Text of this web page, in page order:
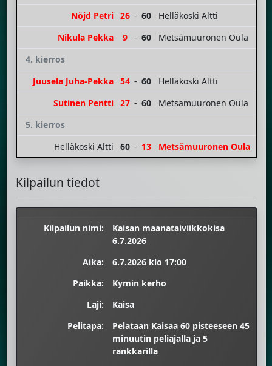
Nöjd Petri
26 - 60
Helläkoski Altti
Nikula Pekka
9 - 60
Metsämuuronen Oula
4. kierros
Juusela Juha-Pekka
54 - 60
Helläkoski Altti
Sutinen Pentti
27 - 60
Metsämuuronen Oula
5. kierros
Helläkoski Altti
60 - 13 Metsämuuronen Oula
Kilpailun tiedot
Kilpailun nimi:
Kaisan maanataiviikkokisa
6.7.2026
Aika:
6.7.2026 klo 17:00
Paikka:
Kymin kerho
Laji:
Kaisa
Pelitapa:
Pelataan Kaisaa 60 pisteeseen 45
minuutin peliajalla ja 5
rankkarilla